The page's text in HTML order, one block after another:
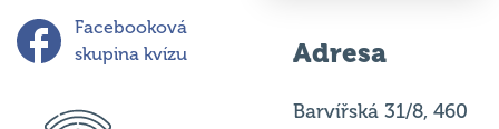
Facebooková
skupina kvízu
Adresa
Barvířská 31/8, 460